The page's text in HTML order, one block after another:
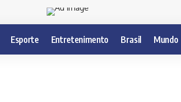
Esporte Entretenimento Brasil Mundo